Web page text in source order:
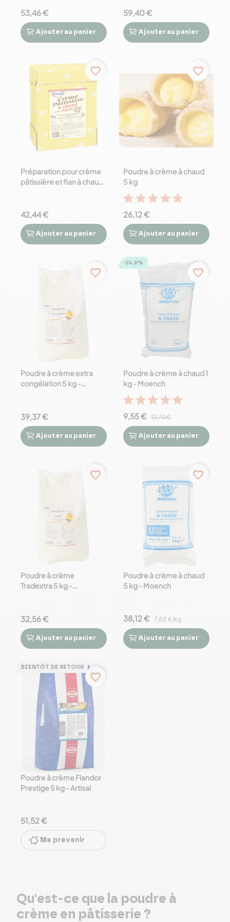
53,46 €
 
Ajouter au panier
59,40 €
 
Ajouter au panier
favorite_border
Préparation pour crème
pâtissière et flan à chaud
42,44 €
 
Ajouter au panier
favorite_border
Poudre à crème à chaud
5 kg
26,12 €
 
Ajouter au panier
favorite_border
Poudre à crème extra
congélation 5 kg -
39,37 €
 
Ajouter au panier
-24,8%
favorite_border
Poudre à crème à chaud 1
kg - Moench
9,55 € 12.70€
 
Ajouter au panier
favorite_border
Poudre à crème
Tradextra 5 kg -
32,56 €
 
Ajouter au panier
favorite_border
Poudre à crème à chaud
5 kg - Moench
38,12 € 7,63 €/kg
 
Ajouter au panier
BIENTÔT DE RETOUR
favorite_border
Poudre à crème Flandor
Prestige 5 kg - Artisal
51,52 €
Me prevenir
Qu'est-ce que la poudre à
crème en pâtisserie ?